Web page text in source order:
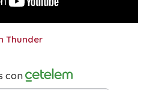
Thunder
con